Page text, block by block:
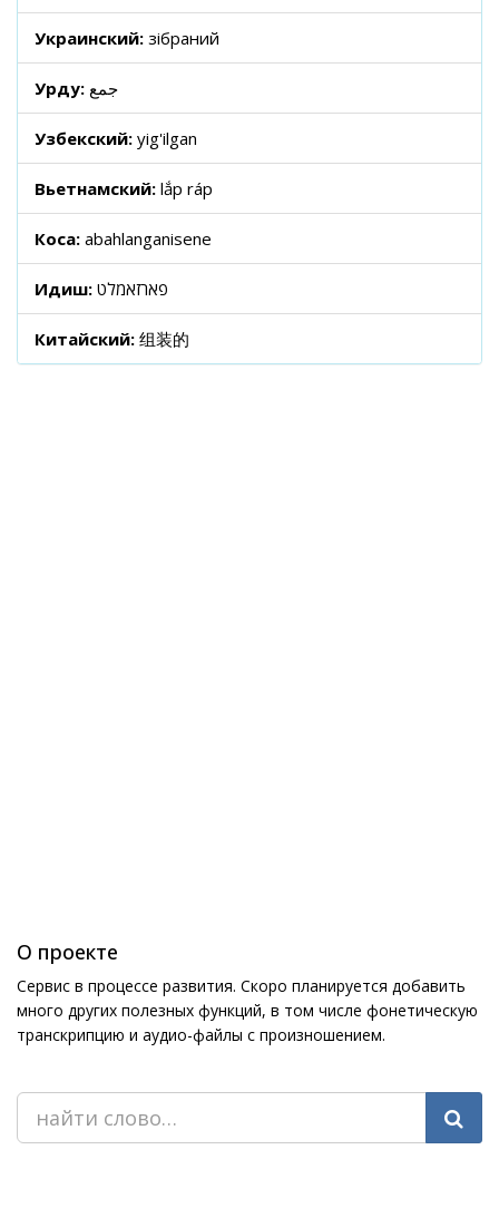
Украинский: зібраний
Урду: جمع
Узбекский: yig'ilgan
Вьетнамский: lắp ráp
Коса: abahlanganisene
Идиш: פארזאמלט
Китайский: 组装的
О проекте
Сервис в процессе развития. Скоро планируется добавить
много других полезных функций, в том числе фонетическую
транскрипцию и аудио-файлы с произношением.